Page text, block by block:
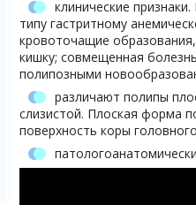
клинические
типу гастритному
кровоточащие
кишку; совмещенная
полипозными
различают полипы
слизистой. Плоская форма
поверхность коры